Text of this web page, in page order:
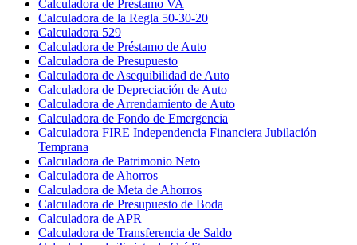
Calculadora de Préstamo VA
Calculadora de la Regla 50-30-20
Calculadora 529
Calculadora de Préstamo de Auto
Calculadora de Presupuesto
Calculadora de Asequibilidad de Auto
Calculadora de Depreciación de Auto
Calculadora de Arrendamiento de Auto
Calculadora de Fondo de Emergencia
Calculadora FIRE Independencia Financiera Jubilación
Temprana
Calculadora de Patrimonio Neto
Calculadora de Ahorros
Calculadora de Meta de Ahorros
Calculadora de Presupuesto de Boda
Calculadora de APR
Calculadora de Transferencia de Saldo